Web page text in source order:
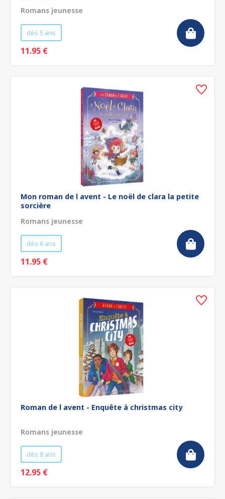
Romans jeunesse
dès 5 ans
11.95 €
Mon roman de l avent - Le noël de clara la petite
sorcière
Romans jeunesse
dès 6 ans
11.95 €
Roman de l avent - Enquête à christmas city
Romans jeunesse
dès 8 ans
12.95 €